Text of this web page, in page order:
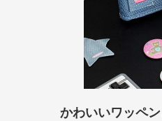
かわいいワッペ